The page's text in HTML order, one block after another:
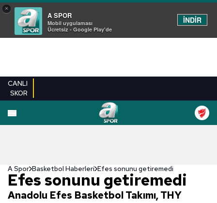
×
A SPOR
Mobil uygulaması
Ücretsiz - Google Play'de
İNDİR
CANLI
SKOR
A Spor Basketbol Haberleri Efes sonunu getiremedi
Efes sonunu getiremedi
Anadolu Efes Basketbol Takımı, THY